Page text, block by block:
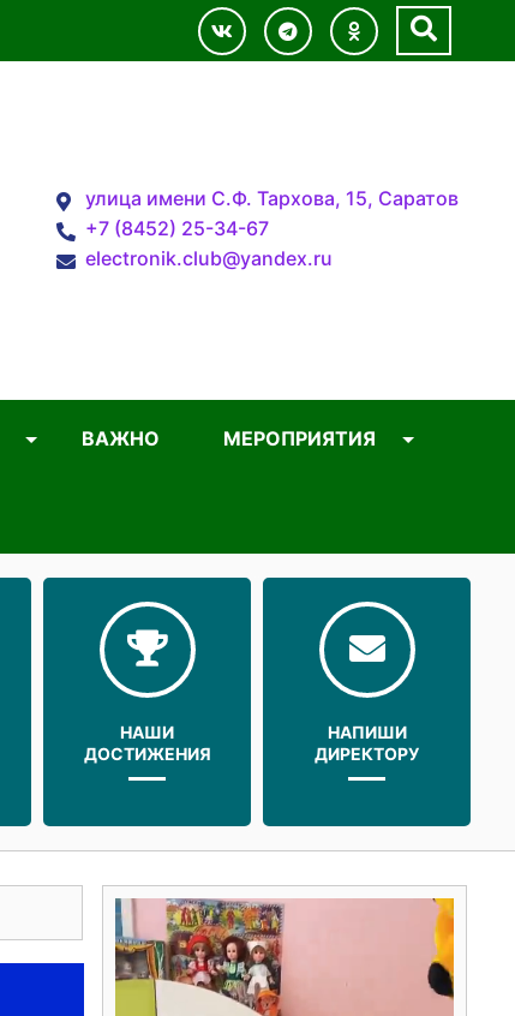
улица имени С.Ф. Тархова, 15, Саратов
+7 (8452) 25-34-67
electronik.club@yandex.ru
ВАЖНО МЕРОПРИЯТИЯ
НАШИ
ДОСТИЖЕНИЯ
НАПИШИ
ДИРЕКТОРУ